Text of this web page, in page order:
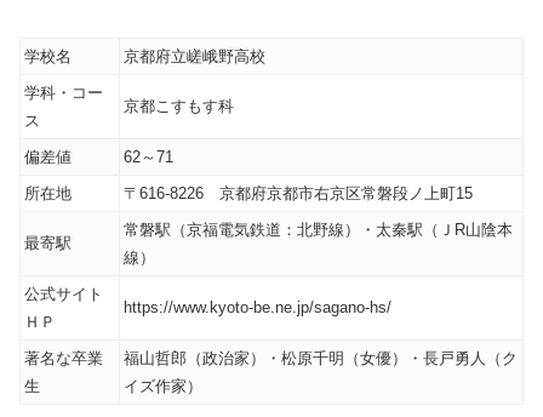
学校名
京都府立嵯峨野高校
学科・コー
ス
京都こすもす科
偏差値
62～71
所在地
〒616-8226 京都府京都市右京区常磐段ノ上町15
最寄駅
常磐駅（京福電気鉄道：北野線）・太秦駅（ＪR山陰本
線）
公式サイト
ＨＰ
https://www.kyoto-be.ne.jp/sagano-hs/
著名な卒業
生
福山哲郎（政治家）・松原千明（女優）・長戸勇人（ク
イズ作家）